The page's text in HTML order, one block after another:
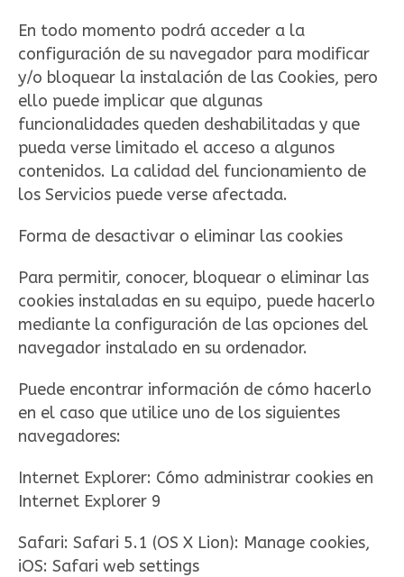
En todo momento podrá acceder a la
configuración de su navegador para modificar
y/o bloquear la instalación de las Cookies, pero
ello puede implicar que algunas
funcionalidades queden deshabilitadas y que
pueda verse limitado el acceso a algunos
contenidos. La calidad del funcionamiento de
los Servicios puede verse afectada.
Forma de desactivar o eliminar las cookies
Para permitir, conocer, bloquear o eliminar las
cookies instaladas en su equipo, puede hacerlo
mediante la configuración de las opciones del
navegador instalado en su ordenador.
Puede encontrar información de cómo hacerlo
en el caso que utilice uno de los siguientes
navegadores:
Internet Explorer: Cómo administrar cookies en
Internet Explorer 9
Safari: Safari 5.1 (OS X Lion): Manage cookies,
iOS: Safari web settings